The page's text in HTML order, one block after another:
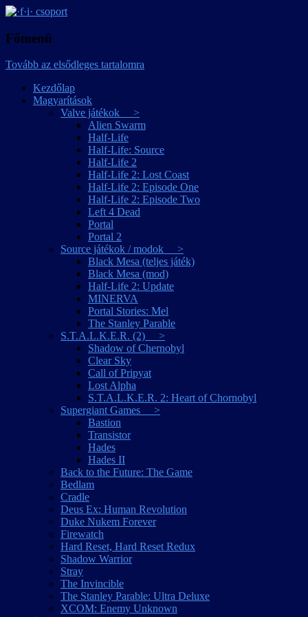
·f·i· csoport
Főmenü
Tovább az elsődleges tartalomra
Kezdőlap
Magyarítások
Valve játékok >
Alien Swarm
Half-Life
Half-Life: Source
Half-Life 2
Half-Life 2: Lost Coast
Half-Life 2: Episode One
Half-Life 2: Episode Two
Left 4 Dead
Portal
Portal 2
Source játékok / modok >
Black Mesa (teljes játék)
Black Mesa (mod)
Half-Life 2: Update
MINERVA
Portal Stories: Mel
The Stanley Parable
S.T.A.L.K.E.R. (2) >
Shadow of Chernobyl
Clear Sky
Call of Pripyat
Lost Alpha
S.T.A.L.K.E.R. 2: Heart of Chornobyl
Supergiant Games >
Bastion
Transistor
Hades
Hades II
Back to the Future: The Game
Bedlam
Cradle
Deus Ex: Human Revolution
Duke Nukem Forever
Firewatch
Hard Reset, Hard Reset Redux
Shadow Warrior
Stray
The Invincible
The Stanley Parable: Ultra Deluxe
XCOM: Enemy Unknown